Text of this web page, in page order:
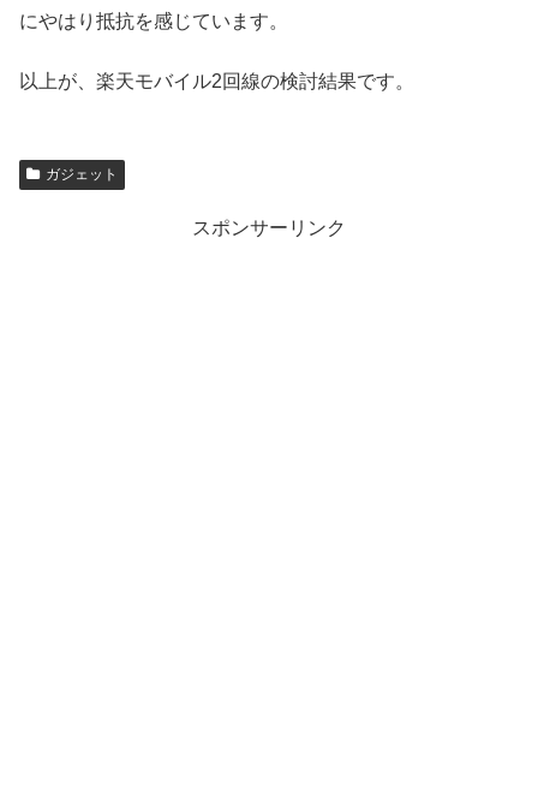
にやはり抵抗を感じています。
以上が、楽天モバイル2回線の検討結果です。
ガジェット
スポンサーリンク